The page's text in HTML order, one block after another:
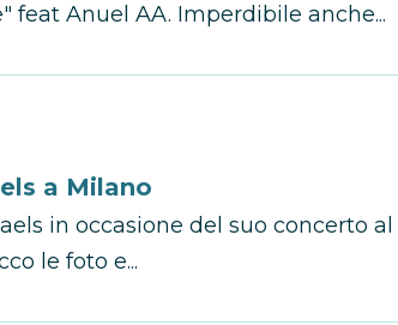
feat Anuel AA. Imperdibile anche...
a Milano
in occasione del suo concerto al
le foto e...